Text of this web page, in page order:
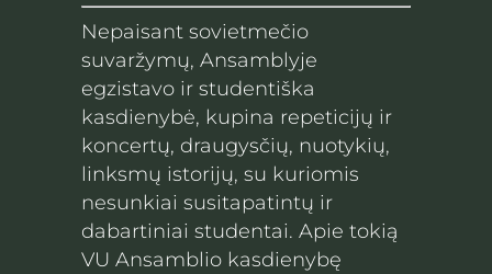
Nepaisant sovietmečio
suvaržymų, Ansamblyje
egzistavo ir studentiška
kasdienybė, kupina repeticijų ir
koncertų, draugysčių, nuotykių,
linksmų istorijų, su kuriomis
nesunkiai susitapatintų ir
dabartiniai studentai. Apie tokią
VU Ansamblio kasdienybę